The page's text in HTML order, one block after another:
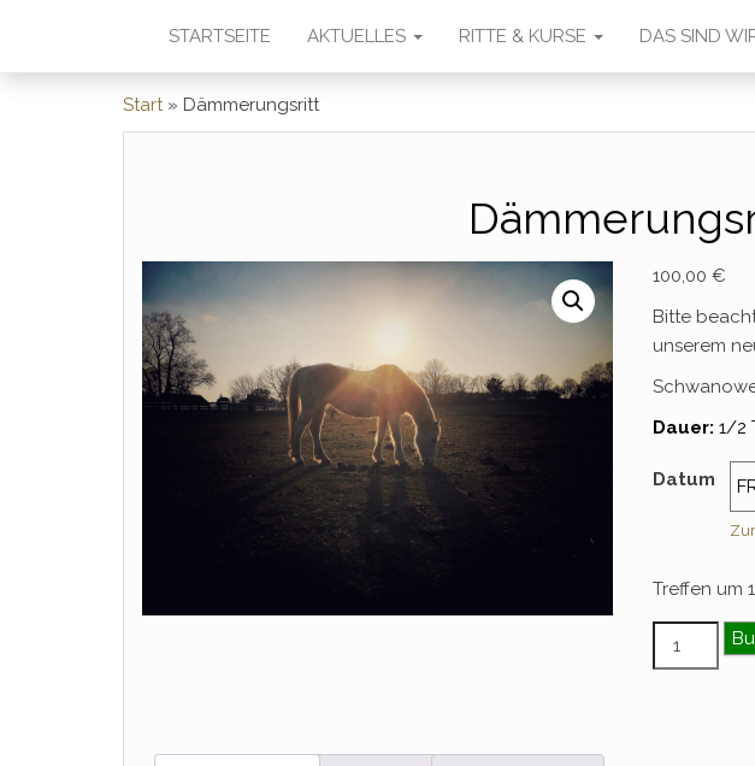
STARTSEITE AKTUELLES RITTE & KURSE DAS SIND
Start» Dämmerungsritt
100,00€
Bitte
unserem
Dauer: 1/2
Datum
Treffen um